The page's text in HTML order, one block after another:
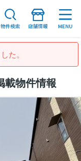
た。
載物件情報